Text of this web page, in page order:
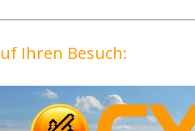
Ihren Besuch: